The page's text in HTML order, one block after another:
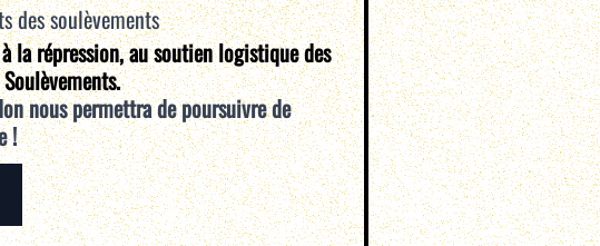
des soulèvements
la répression, au soutien logistique des
nous permettra de poursuivre de
!